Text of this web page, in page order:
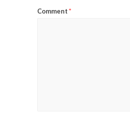
Comment*